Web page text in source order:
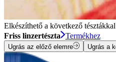
Elkészíthető a következő tésztákkal
Friss linzertészta
Termékhez
Ugrás az előző elemre Ugrás a